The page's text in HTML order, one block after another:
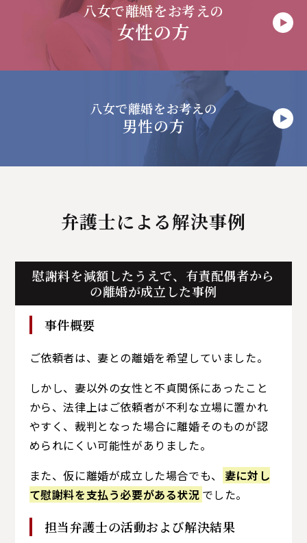
八女で離婚をお考えの
女性の方
八女で離婚をお考えの
男性の方
弁護士による解決事例
慰謝料を減額したうえで、 有責配偶者から
の離婚が成立した事例
事件概要
ご依頼者は、妻との離婚を希望していました。
しかし、妻以外の女性と不貞関係にあったこと
から、法律上はご依頼者が不利な立場に置かれ
やすく、裁判となった場合に離婚そのものが認
められにくい可能性がありました。
また、仮に離婚が成立した場合でも、
妻に対し
て慰謝料を支払う必要がある状況 でした。
担当弁護士の活動および解決結果